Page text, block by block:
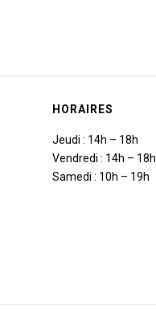
HORAIRES
Jeudi : 14h – 18h
Vendredi : 14h – 18h
Samedi : 10h – 19h